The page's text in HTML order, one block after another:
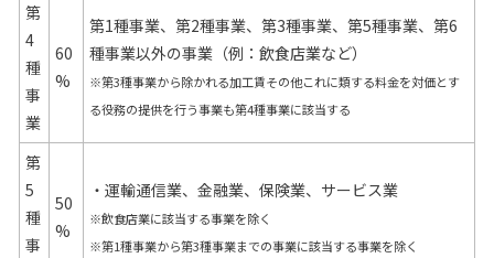
第
4
種
事
業
60
%
第1種事業、第2種事業、第3種事業、第5種事業、第6
種事業以外の事業（例：飲食店業など）
※第3種事業から除かれる加工賃その他これに類する料金を対価とす
る役務の提供を行う事業も第4種事業に該当する
第
5
種
事
50
%
・運輸通信業、金融業、保険業、サービス業
※飲食店業に該当する事業を除く
※第1種事業から第3種事業までの事業に該当する事業を除く